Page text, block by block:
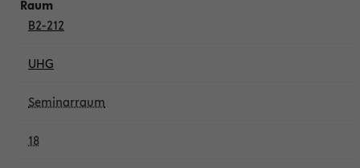
B2-212
UHG
Seminarraum
18